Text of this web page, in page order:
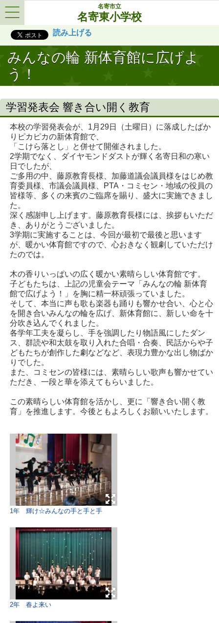
名寄市立
名寄東小学校
Menu 読み上げる
みんなの輪 新体育館に広げよ
う！
学習発表会 響き合い開く教育
本校の学習発表会が、1月29日（土曜日）に落成したばか
りピカピカの新体育館で、
「こけら落とし」と併せて開催されました。
2学期でなく、ダイヤモンドダストが輝く名寄日和の寒い
日でしたが、
ご多用の中、藤原教育長様、加藤道議会議員様をはじめ教
育委員様、市議会議員様、PTA・コミセン・地域の役員の
皆様等、多くの来賓のご臨席を賜り、盛大に実施できまし
た。
深く感謝申し上げます。藤原教育長様には、挨拶もいただ
き、ありがとうございました。
3学期に実施することは、今回が最初で最後と思います
が、暖かい体育館ですので、心おきなく観劇していただけ
たのでは。
木の香りいっぱいの広く暖かい素晴らしい体育館です。
子どもたちは、上記の児童会テーマ「みんなの輪 新体育
館で広げよう！」を胸に精一杯頑張っていました。
そして、本当に声も歌も楽器も踊りも響かせ合い、心と心
を開き合いみんなの輪を広げ、新体育館に、新しい命を十
分吹き込んでくれました。
各学年工夫を凝らし、手を強調したり物語風にしたダン
ス、群読や和太鼓を取り入れた合唱・合奏、民話からや子
どもたちが創作した劇などなど、表現力豊かな出し物ばか
りでした。
また、コミセンの皆様には、素晴らしい歌声も響かせてい
ただき、一段と華を添えてもらいました。
この素晴らしい体育館を活かし、更に「響き合い開く教
育」を推進します。今後ともよろしくお願いいたします。
1年 輝け☆みんなの手と手と手
2年 春よ来い